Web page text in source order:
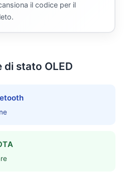
il codice per il
di stato OLED